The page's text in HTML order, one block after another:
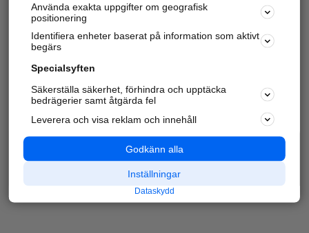
Använda exakta uppgifter om geografisk
positionering
Identifiera enheter baserat på information som aktivt
begärs
Specialsyften
Säkerställa säkerhet, förhindra och upptäcka
bedrägerier samt åtgärda fel
Leverera och visa reklam och innehåll
Godkänn alla
Inställningar
Dataskydd